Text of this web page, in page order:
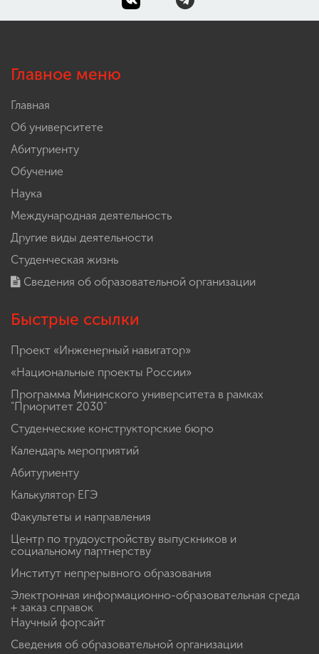
Главное меню
Главная
Об университете
Абитуриенту
Обучение
Наука
Международная деятельность
Другие виды деятельности
Студенческая жизнь
Сведения об образовательной организации
Быстрые ссылки
Проект «Инженерный навигатор»
«Национальные проекты России»
Программа Мининского университета в рамках
"Приоритет 2030"
Студенческие конструкторские бюро
Календарь мероприятий
Абитуриенту
Калькулятор ЕГЭ
Факультеты и направления
Центр по трудоустройству выпускников и
социальному партнерству
Институт непрерывного образования
Электронная информационно-образовательная среда
+ заказ справок
Научный форсайт
Сведения об образовательной организации